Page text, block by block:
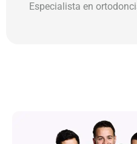
Especialista en